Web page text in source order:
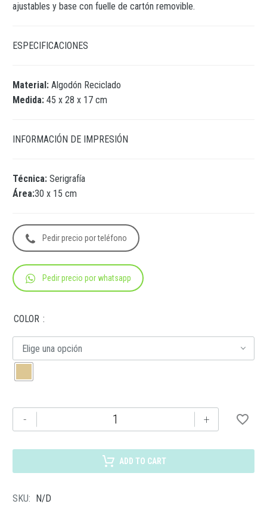
ajustables y base con fuelle de cartón removible.
ESPECIFICACIONES
Material: Algodón Reciclado
Medida: 45 x 28 x 17 cm
INFORMACIÓN DE IMPRESIÓN
Técnica: Serigrafía
Área:30 x 15 cm
Pedir precio por teléfono
Pedir precio por whatsapp
COLOR
Elige una opción
-
613
cantidad
+
ADD TO CART
SKU: N/D